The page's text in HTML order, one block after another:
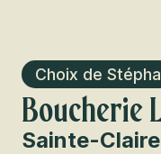
Choix de
Boucherie
Sainte-Claire